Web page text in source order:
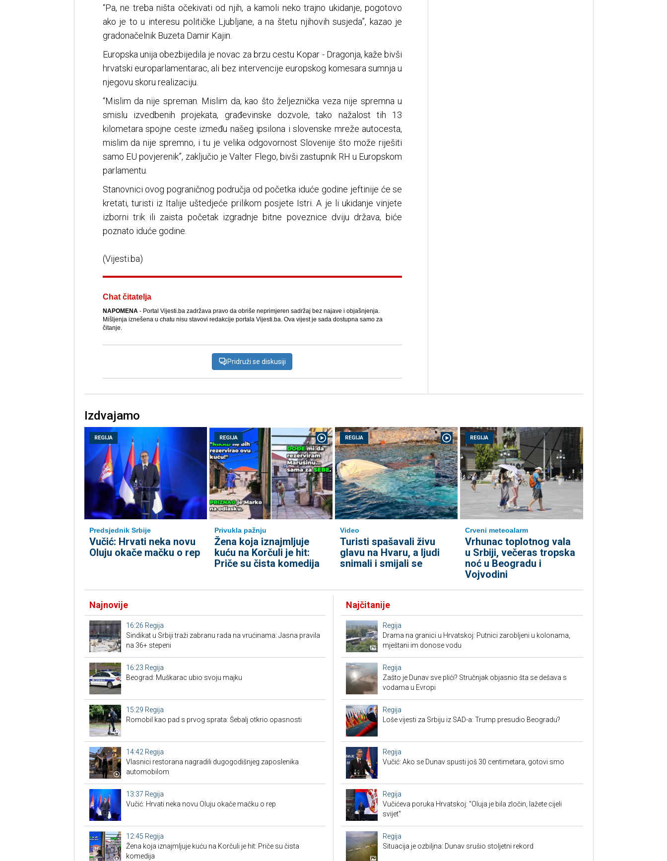
“Pa, ne treba ništa očekivati od njih, a kamoli neko trajno ukidanje, pogotovo
ako je to u interesu političke Ljubljane, a na štetu njihovih susjeda”, kazao je
gradonačelnik Buzeta Damir Kajin.
Europska unija obezbijedila je novac za brzu cestu Kopar - Dragonja, kaže bivši
hrvatski europarlamentarac, ali bez intervencije europskog komesara sumnja u
njegovu skoru realizaciju.
“Mislim da nije spreman. Mislim da, kao što željeznička veza nije spremna u
smislu izvedbenih projekata, građevinske dozvole, tako nažalost tih 13
kilometara spojne ceste između našeg ipsilona i slovenske mreže autocesta,
mislim da nije spremno, i tu je velika odgovornost Slovenije što može riješiti
samo EU povjerenik”, zaključio je Valter Flego, bivši zastupnik RH u Europskom
parlamentu.
Stanovnici ovog pograničnog područja od početka iduće godine jeftinije će se
kretati, turisti iz Italije uštedjeće prilikom posjete Istri. A je li ukidanje vinjete
izborni trik ili zaista početak izgradnje bitne poveznice dviju država, biće
poznato iduće godine.
(Vijesti.ba)
Chat čitatelja
NAPOMENA- Portal Vijesti.ba zadržava pravo da obriše neprimjeren sadržaj bez najave i objašnjenja.
Mišljenja iznešena u chatu nisu stavovi redakcije portala Vijesti.ba. Ova vijest je sada dostupna samo za
čitanje.
Pridruži se diskusiji
Izdvajamo
REGIJA
Predsjednik Srbije
Vučić: Hrvati neka novu
Oluju okače mačku o rep
REGIJA
Privukla pažnju
Žena koja iznajmljuje
kuću na Korčuli je hit:
Priče su čista komedija
REGIJA
Video
Turisti spašavali živu
glavu na Hvaru, a ljudi
snimali i smijali se
REGIJA
Crveni meteoalarm
Vrhunac toplotnog vala
u Srbiji, večeras tropska
noć u Beogradu i
Vojvodini
Najnovije
16:26 Regija
Sindikat u Srbiji traži zabranu rada na vrućinama: Jasna pravila
na 36+ stepeni
16:23 Regija
Beograd: Muškarac ubio svoju majku
15:29 Regija
Romobil kao pad s prvog sprata: Šebalj otkrio opasnosti
14:42 Regija
Vlasnici restorana nagradili dugogodišnjeg zaposlenika
automobilom
13:37 Regija
Vučić: Hrvati neka novu Oluju okače mačku o rep
12:45 Regija
Žena koja iznajmljuje kuću na Korčuli je hit: Priče su čista
komedija
Najčitanije
Regija
Drama na granici u Hrvatskoj: Putnici zarobljeni u kolonama,
mještani im donose vodu
Regija
Zašto je Dunav sve plići? Stručnjak objasnio šta se dešava s
vodama u Evropi
Regija
Loše vijesti za Srbiju iz SAD-a: Trump presudio Beogradu?
Regija
Vučić: Ako se Dunav spusti još 30 centimetara, gotovi smo
Regija
Vučićeva poruka Hrvatskoj: "Oluja je bila zločin, lažete cijeli
svijet"
Regija
Situacija je ozbiljna: Dunav srušio stoljetni rekord